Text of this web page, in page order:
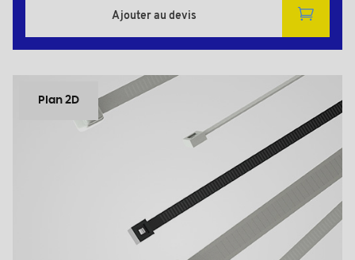
Ajouter au devis
Plan 2D